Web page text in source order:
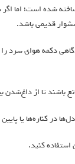
قدیمی باشد.
چند‌گاهی دکمه هوای
باشند تا از
در کناره‌ها یا